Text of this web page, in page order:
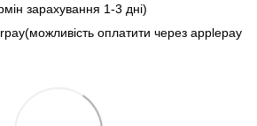
зарахування 1-3 дні)
оплатити через applepay